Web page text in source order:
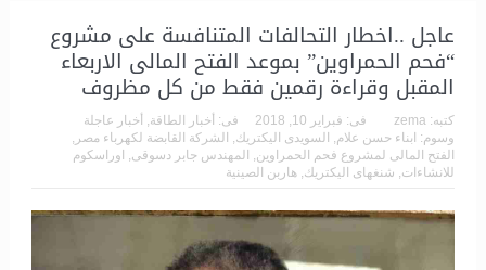
عاجل ..اخطار التحالفات المتنافسة على مشروع
“فحم الحمراوين” بموعد الفتح المالى الاربعاء
المقبل وقراءة رقمين فقط من كل مظروف
كتبه: zema فى: فبراير 10, 2018 فى: أخبار الطاقة
أخبار عاجلة
وسوم: ابناء حسن علام السويدى اليكتريك الشركة القابضة لكهرباء مصر
الفتح المالى لمشروع فحم الحمراوين المهندس جابر دسوقى اوراسكوم
للانشاءات شنغهاى اليكتريك هاربن الصينية